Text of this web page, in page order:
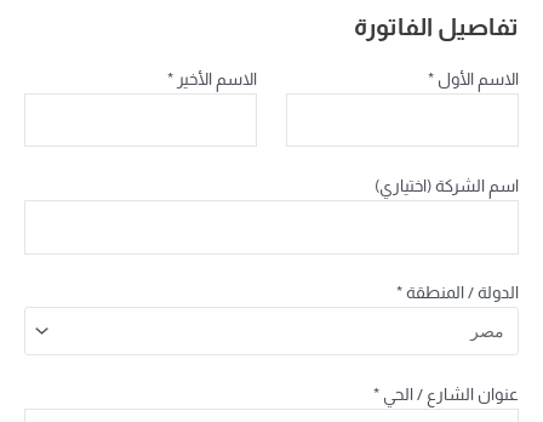
تفاصيل الفاتورة
الاسم الأول * الاسم الأخير*
اسم الشركة (اختياري)
الدولة / المنطقة *
عنوان الشارع / الحي *